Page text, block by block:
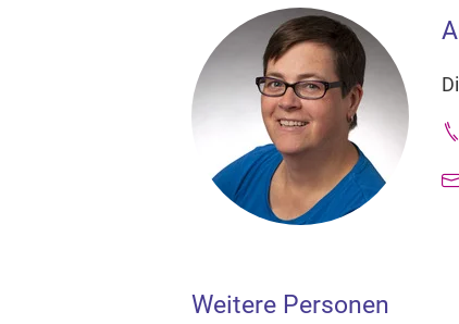
Weitere Personen